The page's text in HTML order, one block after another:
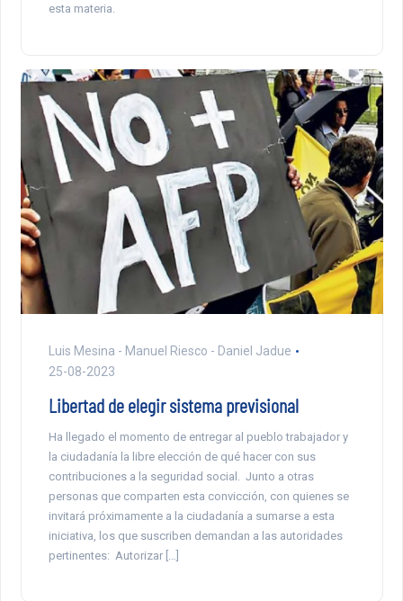
esta materia.
Luis Mesina - Manuel Riesco - Daniel Jadue
25-08-2023
Libertad de elegir sistema previsional
Ha llegado el momento de entregar al pueblo trabajador y
la ciudadanía la libre elección de qué hacer con sus
contribuciones a la seguridad social. Junto a otras
personas que comparten esta convicción, con quienes se
invitará próximamente a la ciudadanía a sumarse a esta
iniciativa, los que suscriben demandan a las autoridades
pertinentes: Autorizar […]